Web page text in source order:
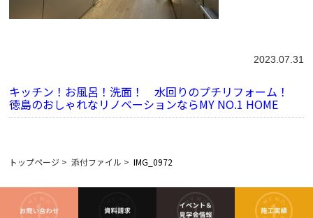
2023.07.31
キッチン！お風呂！洗面！ 水回りのプチリフォーム！
徳島のおしゃれなリノベーションならMY NO.1 HOME
トップページ > 添付ファイル > IMG_0972